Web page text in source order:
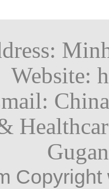
Website: